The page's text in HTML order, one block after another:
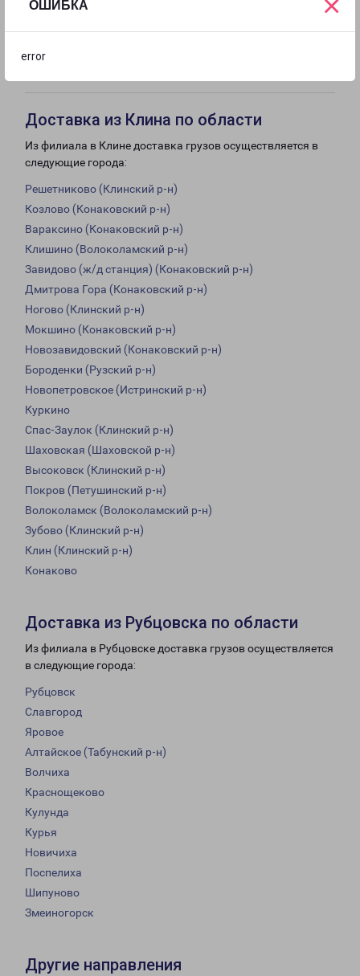
ОШИБКА
error
18:00
Доставка из Клина по области
Из филиала в Клине доставка грузов осуществляется в
следующие города:
Решетниково (Клинский р-н)
Козлово (Конаковский р-н)
Вараксино (Конаковский р-н)
Клишино (Волоколамский р-н)
Завидово (ж/д станция) (Конаковский р-н)
Дмитрова Гора (Конаковский р-н)
Ногово (Клинский р-н)
Мокшино (Конаковский р-н)
Новозавидовский (Конаковский р-н)
Бороденки (Рузский р-н)
Новопетровское (Истринский р-н)
Куркино
Спас-Заулок (Клинский р-н)
Шаховская (Шаховской р-н)
Высоковск (Клинский р-н)
Покров (Петушинский р-н)
Волоколамск (Волоколамский р-н)
Зубово (Клинский р-н)
Клин (Клинский р-н)
Конаково
Доставка из Рубцовска по области
Из филиала в Рубцовске доставка грузов осуществляется
в следующие города:
Рубцовск
Славгород
Яровое
Алтайское (Табунский р-н)
Волчиха
Краснощеково
Кулунда
Курья
Новичиха
Поспелиха
Шипуново
Змеиногорск
Другие направления